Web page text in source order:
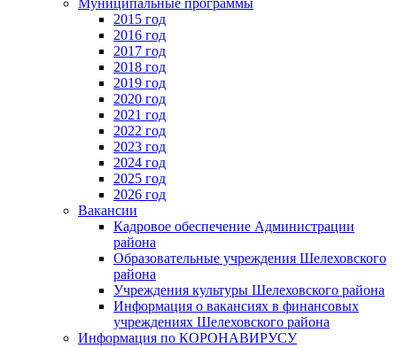
2015 год
2016 год
2017 год
2018 год
2019 год
2020 год
2021 год
2022 год
2023 год
2024 год
2025 год
2026 год
Вакансии
Кадровое обеспечение Администрации
района
Образовательные учреждения Шелеховского
района
Учреждения культуры Шелеховского района
Информация о вакансиях в финансовых
учреждениях Шелеховского района
Информация по КОРОНАВИРУСУ